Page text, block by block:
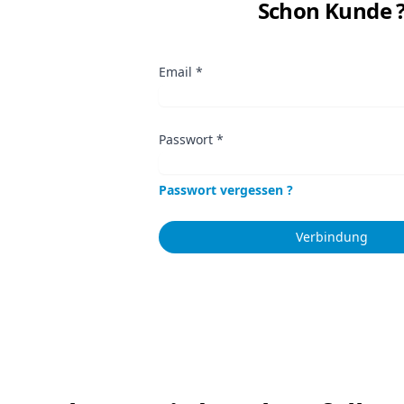
Schon Kunde
Email *
Passwort *
Passwort vergessen ?
Verbindung